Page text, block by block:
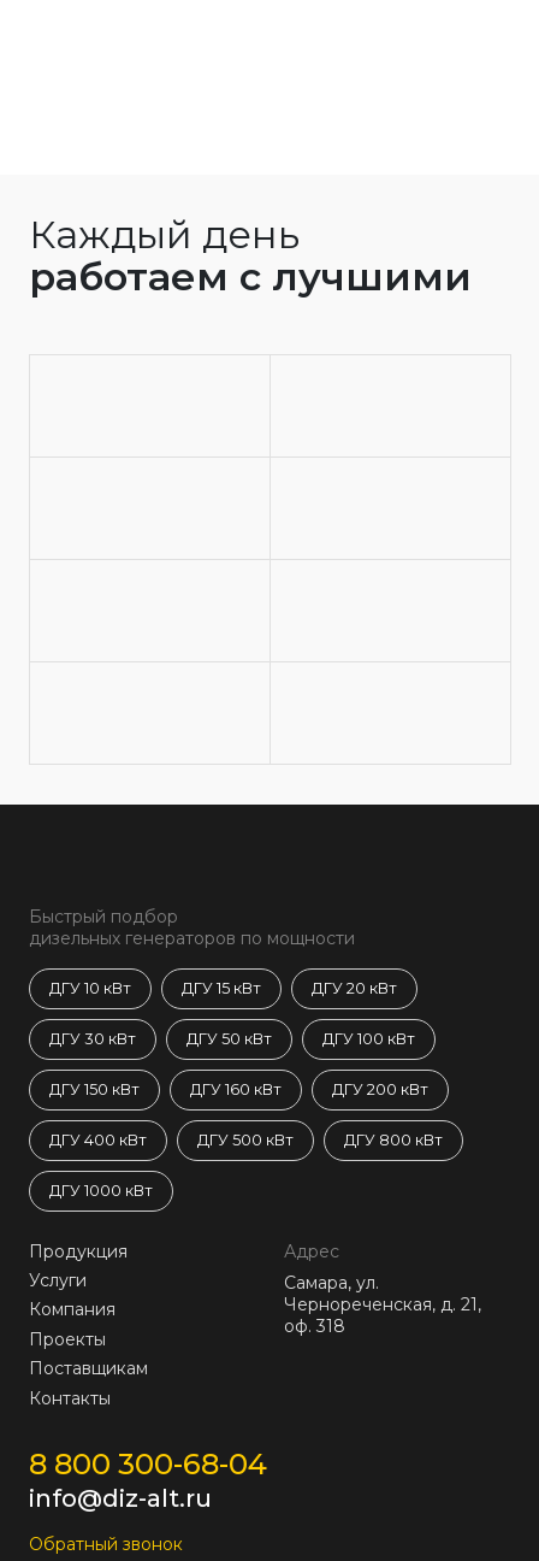
Каждый день
работаем с лучшими
Быстрый подбор
дизельных генераторов по мощности
ДГУ 10 кВт ДГУ 15 кВт ДГУ 20 кВт
ДГУ 30 кВт ДГУ 50 кВт ДГУ 100 кВт
ДГУ 150 кВт ДГУ 160 кВт ДГУ 200 кВт
ДГУ 400 кВт ДГУ 500 кВт ДГУ 800 кВт
ДГУ 1000 кВт
Продукция
Услуги
Компания
Проекты
Поставщикам
Контакты
Адрес
Самара, ул.
Чернореченская, д. 21,
оф. 318
8 800 300-68-04
info@diz-alt.ru
Обратный звонок